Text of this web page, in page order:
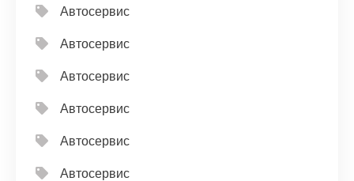
Автосервис
Автосервис
Автосервис
Автосервис
Автосервис
Автосервис